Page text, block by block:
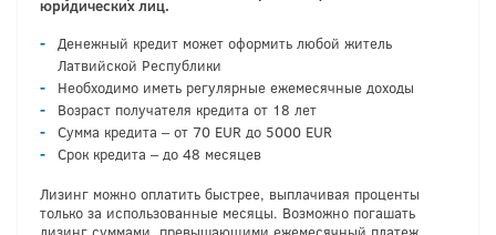
юридических лиц.
Денежный кредит может оформить любой житель
Латвийской Республики
Необходимо иметь регулярные ежемесячные доходы
Возраст получателя кредита от 18 лет
Сумма кредита – от 70 EUR до 5000 EUR
Срок кредита – до 48 месяцев
Лизинг можно оплатить быстрее, выплачивая проценты
только за использованные месяцы. Возможно погашать